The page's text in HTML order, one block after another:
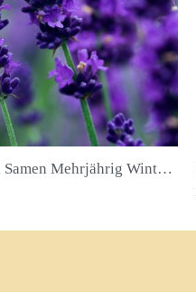
QUICK VIEW Echter Lavendel Samen Mehrjährig Winterhart bis -20C